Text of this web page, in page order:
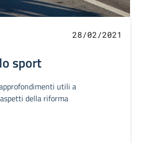
28/02/2021
sport
utili a
della riforma